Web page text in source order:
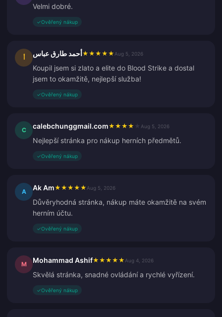
Velmi dobré.
✓Ověřený nákup
أ أحمد طارق عباس★ ★ ★ ★ ★ Aug 5, 2026
Koupil jsem si zlato a elite do Blood Strike a dostal
jsem to okamžitě, nejlepší služba!
✓Ověřený nákup
C calebchunggmail.com★ ★ ★ ★ Aug 5, 2026
Nejlepší stránka pro nákup herních předmětů.
✓Ověřený nákup
A Ak Am★ ★ ★ ★ ★ Aug 5, 2026
Důvěryhodná stránka, nákup máte okamžitě na svém
herním účtu.
✓Ověřený nákup
M Mohammad Ashif★ ★ ★ ★ ★ Aug 4, 2026
Skvělá stránka, snadné ovládání a rychlé vyřízení.
✓Ověřený nákup